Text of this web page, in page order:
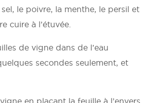
le poivre, la menthe, le persil et
cuire à l’étuvée.
de vigne dans de l’eau
secondes seulement, et
en plaçant la feuille à l’envers